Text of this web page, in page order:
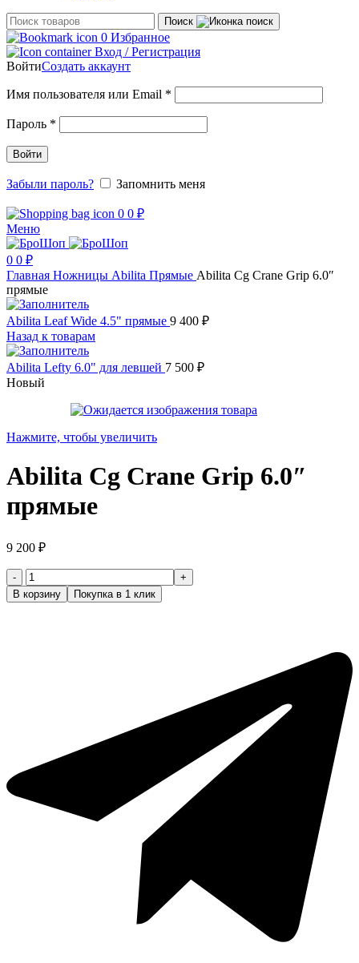
Поиск
0 Избранное
Вход / Регистрация
ВойтиСоздать аккаунт
Имя пользователя или Email *
Пароль *
Войти
Забыли пароль? Запомнить меня
0 0 ₽
Меню
0 0 ₽
Главная Ножницы Abilita Прямые Abilita Cg Crane Grip 6.0″
прямые
Abilita Leaf Wide 4.5" прямые 9 400 ₽
Назад к товарам
Abilita Lefty 6.0" для левшей 7 500 ₽
Новый
Нажмите, чтобы увеличить
Abilita Cg Crane Grip 6.0″
прямые
9 200 ₽
Количество
товара
Abilita
В корзину Покупка в 1 клик